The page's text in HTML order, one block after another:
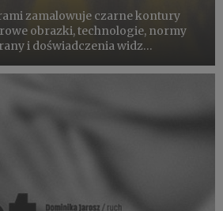
zamalowuje czarne kontury
obrazki, technologie, normy
i doświadczenia widz